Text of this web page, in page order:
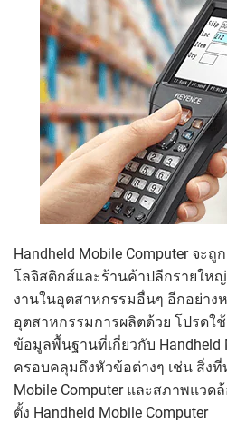
Handheld Mobile Computer จะ
โลจิสติกส์และร้านค้าปลีกรายให
งานในอุตสาหกรรมอื่นๆ อีกอย่าง
อุตสาหกรรมการผลิตด้วย โปรดใ
ข้อมูลพื้นฐานที่เกี่ยวกับ Handheld
ครอบคลุมถึงหัวข้อต่างๆ เช่น สิ่งที่
Mobile Computer และสภาพแว
ตั้ง Handheld Mobile Computer